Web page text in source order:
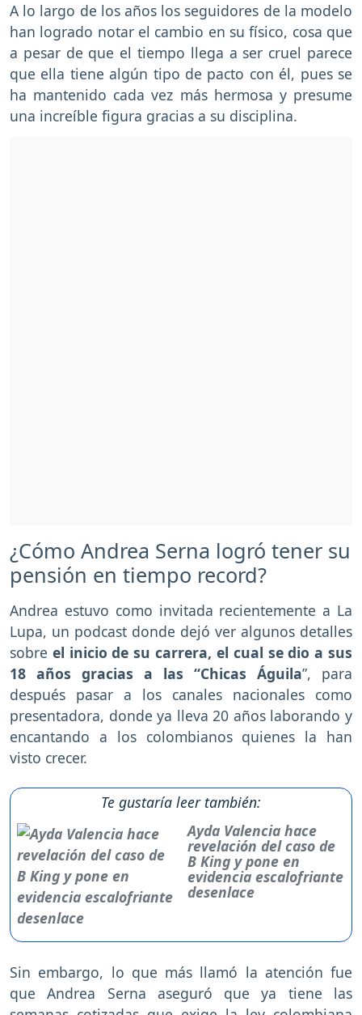
A lo largo de los años los seguidores de la modelo
han logrado notar el cambio en su físico, cosa que
a pesar de que el tiempo llega a ser cruel parece
que ella tiene algún tipo de pacto con él, pues se
ha mantenido cada vez más hermosa y presume
una increíble figura gracias a su disciplina.
¿Cómo Andrea Serna logró tener su
pensión en tiempo record?
Andrea estuvo como invitada recientemente a La
Lupa, un podcast donde dejó ver algunos detalles
sobre el inicio de su carrera, el cual se dio a sus
18 años gracias a las “Chicas Águila”, para
después pasar a los canales nacionales como
presentadora, donde ya lleva 20 años laborando y
encantando a los colombianos quienes la han
visto crecer.
Te gustaría leer también:
Ayda Valencia hace
revelación del caso de
B King y pone en
evidencia escalofriante
desenlace
Sin embargo, lo que más llamó la atención fue
que Andrea Serna aseguró que ya tiene las